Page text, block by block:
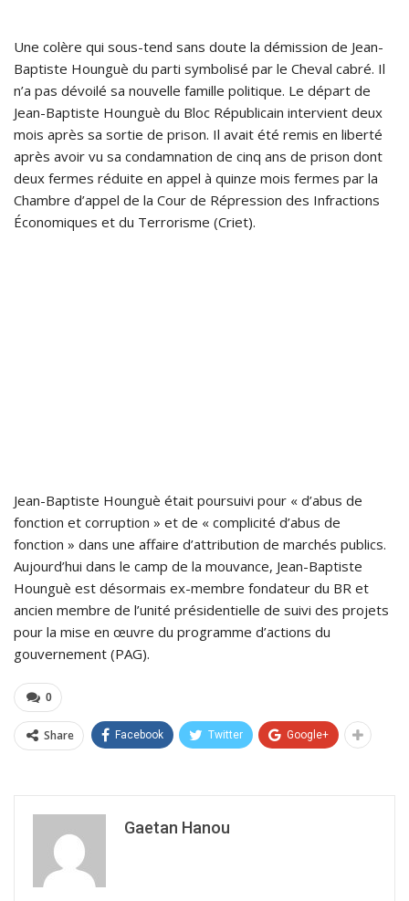
Une colère qui sous-tend sans doute la démission de Jean-
Baptiste Hounguè du parti symbolisé par le Cheval cabré. Il
n’a pas dévoilé sa nouvelle famille politique. Le départ de
Jean-Baptiste Hounguè du Bloc Républicain intervient deux
mois après sa sortie de prison. Il avait été remis en liberté
après avoir vu sa condamnation de cinq ans de prison dont
deux fermes réduite en appel à quinze mois fermes par la
Chambre d’appel de la Cour de Répression des Infractions
Économiques et du Terrorisme (Criet).
Jean-Baptiste Hounguè était poursuivi pour « d’abus de
fonction et corruption » et de « complicité d’abus de
fonction » dans une affaire d’attribution de marchés publics.
Aujourd’hui dans le camp de la mouvance, Jean-Baptiste
Hounguè est désormais ex-membre fondateur du BR et
ancien membre de l’unité présidentielle de suivi des projets
pour la mise en œuvre du programme d’actions du
gouvernement (PAG).
0
Share Facebook Twitter Google+
Gaetan Hanou